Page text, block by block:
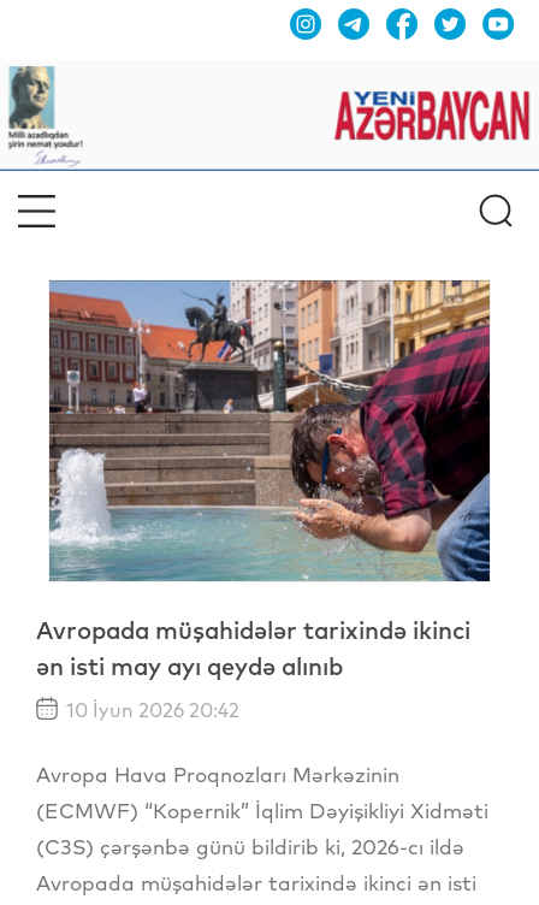
Avropada müşahidələr tarixində ikinci
ən isti may ayı qeydə alınıb
10 İyun 2026 20:42
Avropa Hava Proqnozları Mərkəzinin
(ECMWF) “Kopernik” İqlim Dəyişikliyi Xidməti
(C3S) çərşənbə günü bildirib ki, 2026-cı ildə
Avropada müşahidələr tarixində ikinci ən isti